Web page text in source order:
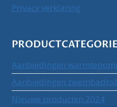
Privacy verklaring
Aanbiedingen
Aanbiedingen
Nieuwe producten 2024